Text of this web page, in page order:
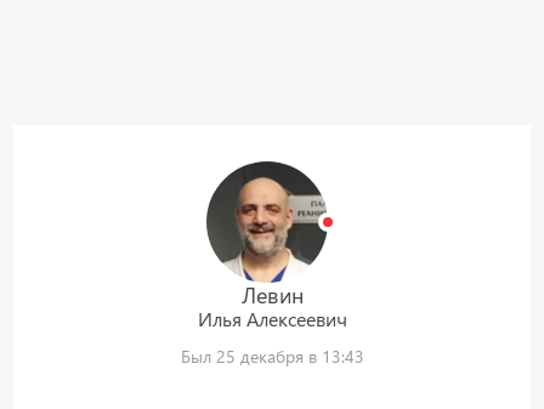
Левин
Илья Алексеевич
Был 25 декабря в 13:43